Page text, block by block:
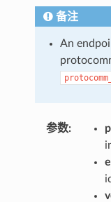
备注
An
参数